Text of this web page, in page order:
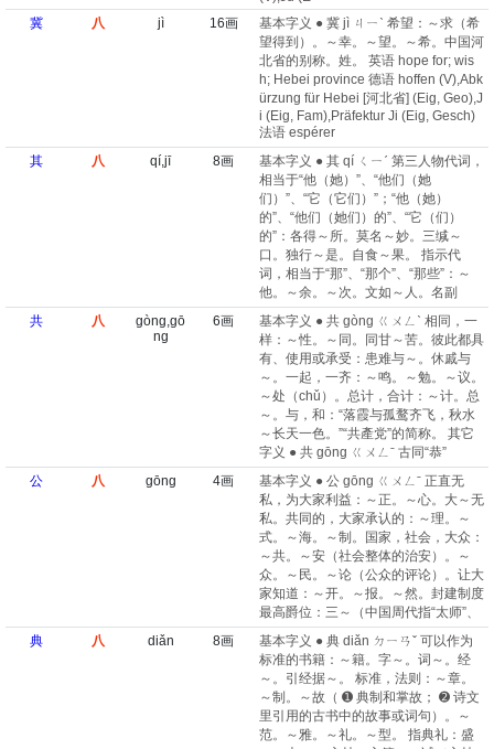
冀
八 jì 16画
基本字义 ● 冀 jì ㄐㄧˋ 希望：～求（希
望得到）。～幸。～望。～希。中国河
北省的别称。姓。 英语 hope for; wis
h; Hebei province 德语 hoffen (V)​,Abk
ürzung für Hebei [河北省] (Eig, Geo)​,J
i (Eig, Fam)​,Präfektur Ji (Eig, Gesch)
法语 espérer
其
八 qí,jī 8画
基本字义 ● 其 qí ㄑㄧˊ 第三人物代词，
相当于“他（她）”、“他们（她
们）”、“它（它们）”；“他（她）
的”、“他们（她们）的”、“它（们）
的”：各得～所。莫名～妙。三缄～
口。独行～是。自食～果。 指示代
词，相当于“那”、“那个”、“那些”：～
他。～余。～次。文如～人。名副
共
八
gòng,gō
ng
6画
基本字义 ● 共 gòng ㄍㄨㄥˋ 相同，一
样：～性。～同。同甘～苦。彼此都具
有、使用或承受：患难与～。休戚与
～。一起，一齐：～鸣。～勉。～议。
～处（chǔ）。总计，合计：～计。总
～。与，和：“落霞与孤鹜齐飞，秋水
～长天一色。”“共產党”的简称。 其它
字义 ● 共 gōng ㄍㄨㄥˉ 古同“恭”
公
八 gōng 4画
基本字义 ● 公 gōng ㄍㄨㄥˉ 正直无
私，为大家利益：～正。～心。大～无
私。共同的，大家承认的：～理。～
式。～海。～制。国家，社会，大众：
～共。～安（社会整体的治安）。～
众。～民。～论（公众的评论）。让大
家知道：～开。～报。～然。封建制度
最高爵位：三～（中国周代指“太师”、
典
八 diǎn 8画
基本字义 ● 典 diǎn ㄉㄧㄢˇ 可以作为
标准的书籍：～籍。字～。词～。经
～。引经据～。 标准，法则：～章。
～制。～故（ ➊ 典制和掌故； ➋ 诗文
里引用的古书中的故事或词句）。～
范。～雅。～礼。～型。 指典礼：盛